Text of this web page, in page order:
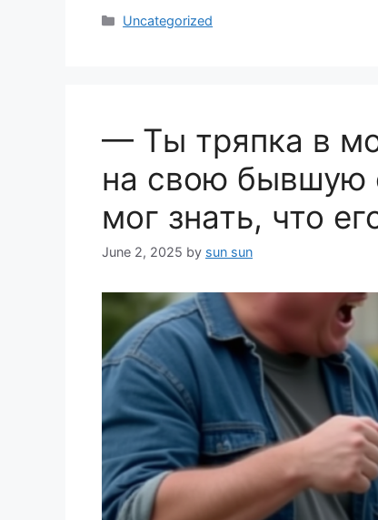
Categories
Uncategorized
— Ты тряпка в
на свою бывшую
мог знать, что
June 2, 2025 by sun sun